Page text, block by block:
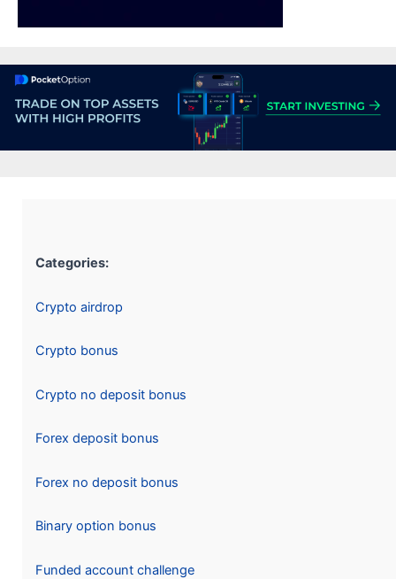
Categories:
Crypto airdrop
Crypto bonus
Crypto no deposit bonus
Forex deposit bonus
Forex no deposit bonus
Binary option bonus
Funded account challenge